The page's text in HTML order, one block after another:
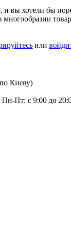
вы хотели бы
многообразии
или
Киеву)
Пн-Пт: с 9:00 до